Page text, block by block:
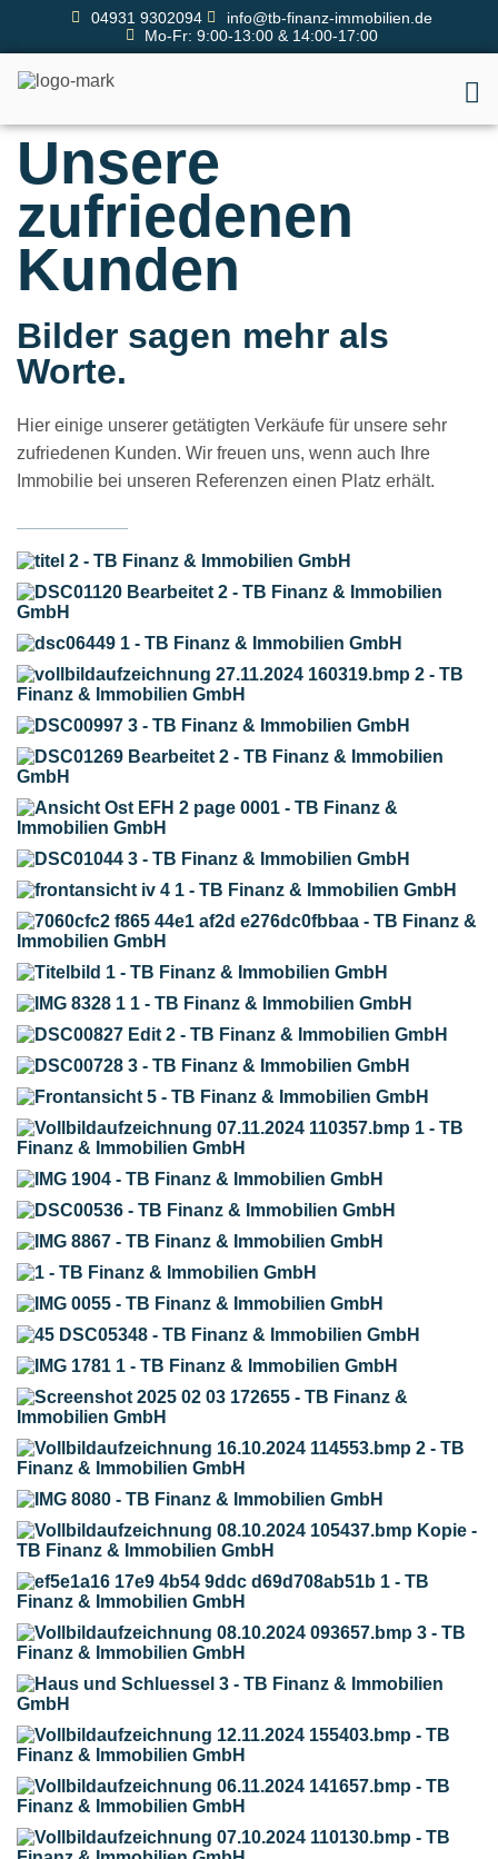
04931 9302094
info@tb-finanz-immobilien.de
Mo-Fr: 9:00-13:00 & 14:00-17:00
Unsere
zufriedenen
Kunden
Bilder sagen mehr als
Worte.
Hier einige unserer getätigten Verkäufe für unsere sehr
zufriedenen Kunden. Wir freuen uns, wenn auch Ihre
Immobilie bei unseren Referenzen einen Platz erhält.